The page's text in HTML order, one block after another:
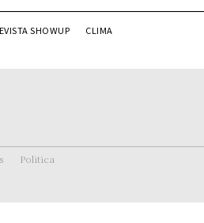
SHOWUP CLIMA
Politica